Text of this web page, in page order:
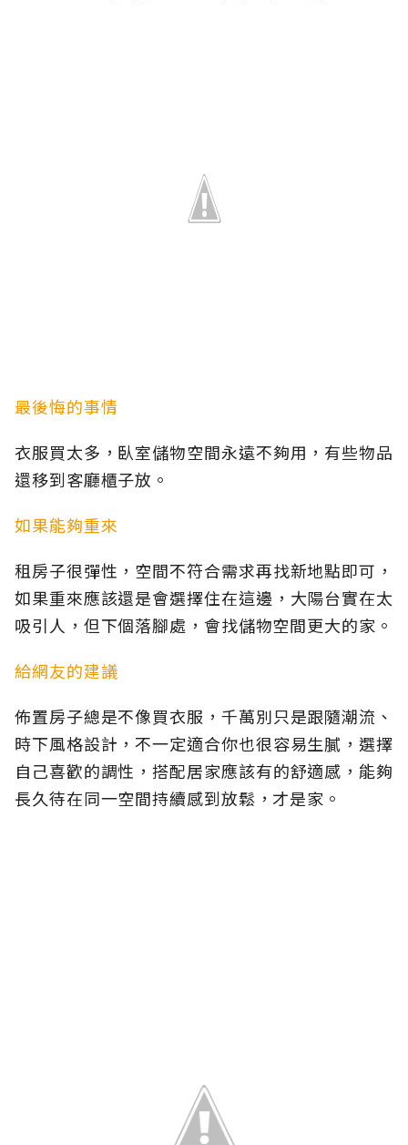
最後悔的事情
衣服買太多，臥室儲物空間永遠不夠用，有些物品
還移到客廳櫃子放。
如果能夠重來
租房子很彈性，空間不符合需求再找新地點即可，
如果重來應該還是會選擇住在這邊，大陽台實在太
吸引人，但下個落腳處，會找儲物空間更大的家。
給網友的建議
佈置房子總是不像買衣服，千萬別只是跟隨潮流、
時下風格設計，不一定適合你也很容易生膩，選擇
自己喜歡的調性，搭配居家應該有的舒適感，能夠
長久待在同一空間持續感到放鬆，才是家。